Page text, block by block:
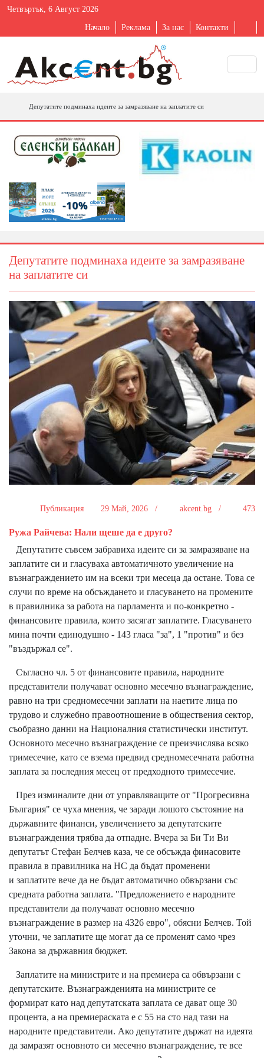
Четвъртък, 6 Август 2026
Начало Реклама За нас Контакти
Депутатите подминаха идеите за замразяване на заплатите си
Депутатите подминаха идеите за замразяване
на заплатите си
Публикация 29 Май, 2026 / akcent.bg / 473
Ружа Райчева: Нали щеше да е друго?
Депутатите съвсем забравиха идеите си за замразяване на
заплатите си и гласуваха автоматичното увеличение на
възнаграждението им на всеки три месеца да остане. Това се
случи по време на обсъждането и гласуването на промените
в правилника за работа на парламента и по-конкретно -
финансовите правила, които засягат заплатите. Гласуването
мина почти единодушно - 143 гласа "за", 1 "против" и без
"въздържал се".
Съгласно чл. 5 от финансовите правила, народните
представители получават основно месечно възнаграждение,
равно на три средномесечни заплати на наетите лица по
трудово и служебно правоотношение в обществения сектор,
съобразно данни на Националния статистически институт.
Основното месечно възнаграждение се преизчислява всяко
тримесечие, като се взема предвид средномесечната работна
заплата за последния месец от предходното тримесечие.
През изминалите дни от управляващите от "Прогресивна
България" се чуха мнения, че заради лошото състояние на
държавните финанси, увеличението за депутатските
възнаграждения трябва да отпадне. Вчера за Би Ти Ви
депутатът Стефан Белчев каза, че се обсъжда финасовите
правила в правилника на НС да бъдат променени
и заплатите вече да не бъдат автоматично обвързани със
средната работна заплата. "Предложението е народните
представители да получават основно месечно
възнаграждение в размер на 4326 евро", обясни Белчев. Той
уточни, че заплатите ще могат да се променят само чрез
Закона за държавния бюджет.
Заплатите на министрите и на премиера са обвързани с
депутатските. Възнагражденията на министрите се
формират като над депутатската заплата се дават още 30
процента, а на премиераската е с 55 на сто над тази на
народните представители. Ако депутатите държат на идеята
да замразят основното си месечно възнаграждение, те все